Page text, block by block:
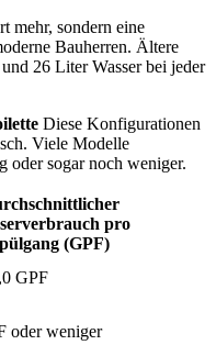
mehr, sondern eine
Bauherren. Ältere
26 Liter Wasser bei jeder
Diese Konfigurationen
Viele Modelle
oder sogar noch weniger.
pro
(GPF)
GPF
oder weniger